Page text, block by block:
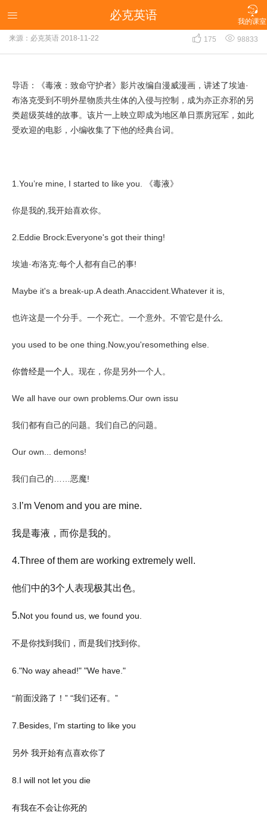

我的课室
 必克英语
《毒液：致命守护者》双语经典台词
来源：必克英语 2018-11-22  175  98833
导语：《毒液：致命守护者》 影片改编自漫威漫画，讲述了埃迪·
布洛克受到不明外星物质共生体的入侵与控制，成为亦正亦邪的另
类超级英雄的故事。该片一上映立即成为地区单日票房冠军，如此
受欢迎的电影，小编收集了下他的经典台词。
1.You’re mine, I started to like you. 《毒液》
你是我的,我开始喜欢你。
2.Eddie Brock:Everyone's got their thing!
埃迪·布洛克:每个人都有自己的事!
Maybe it's a break-up.A death.Anaccident.Whatever it is,
也许这是一个分手。一个死亡。一个意外。不管它是什么,
you used to be one thing.Now,you'resomething else.
你曾经是一个人。 现在，你是另外一个人。
We all have our own problems.Our own issu
我们都有自己的问题。我们自己的问题。
Our own... demons!
我们自己的……恶魔!
3. I’m Venom and you are mine.
我是毒液，而你是我的。
4.Three of them are working extremely well.
他们中的3个人表现极其出色。
5.Not you found us, we found you.
不是你找到我们，而是我们找到你。
6."No way ahead!" "We have."
“前面没路了！” “我们还有。”
7.Besides, I'm starting to like you
另外 我开始有点喜欢你了
8.I will not let you die
有我在不会让你死的